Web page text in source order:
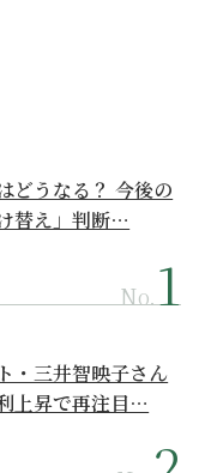
どうなる？ 今後の
替え」判断…
No.
・三井智映子さん
上昇で再注目…